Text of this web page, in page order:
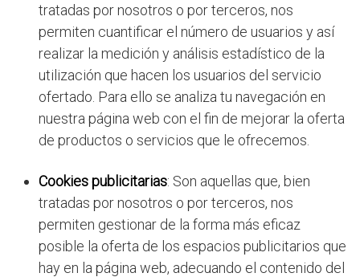
tratadas por nosotros o por terceros, nos
permiten cuantificar el número de usuarios y así
realizar la medición y análisis estadístico de la
utilización que hacen los usuarios del servicio
ofertado. Para ello se analiza tu navegación en
nuestra página web con el fin de mejorar la oferta
de productos o servicios que le ofrecemos.
Cookies publicitarias: Son aquellas que, bien
tratadas por nosotros o por terceros, nos
permiten gestionar de la forma más eficaz
posible la oferta de los espacios publicitarios que
hay en la página web, adecuando el contenido del